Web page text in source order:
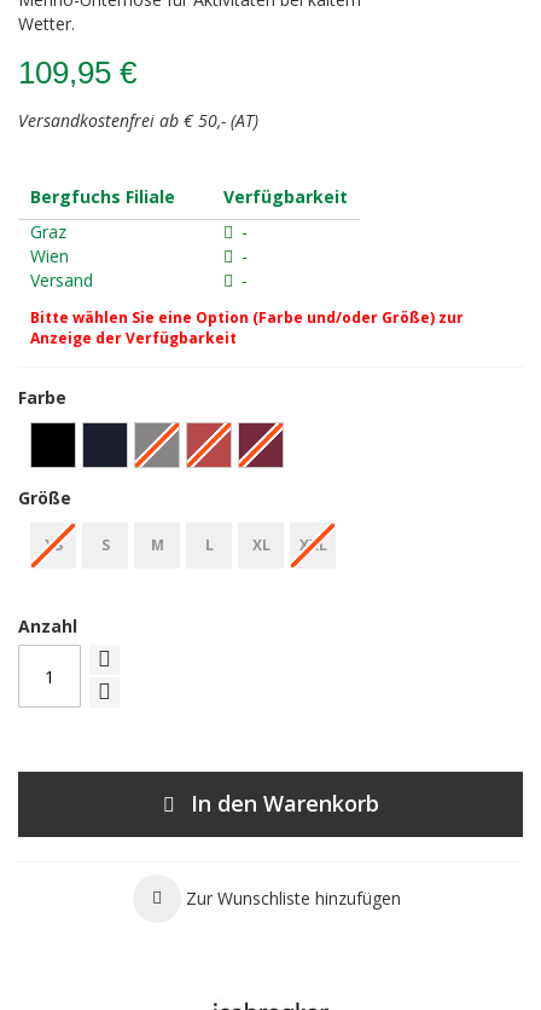
Wetter.
109,95 €
Versandkostenfrei ab € 50,- (AT)
Bergfuchs Filiale
Verfügbarkeit
Graz
-
Wien
-
Versand
-
Bitte wählen Sie eine Option (Farbe und/oder Größe) zur
Anzeige der Verfügbarkeit
Farbe
Größe
XS S M L XL XXL
Anzahl
In den Warenkorb
Zur Wunschliste hinzufügen